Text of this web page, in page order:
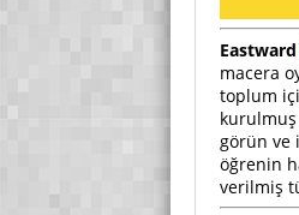
Eastward
macera
toplum
görün ve
öğrenin
verilmiş